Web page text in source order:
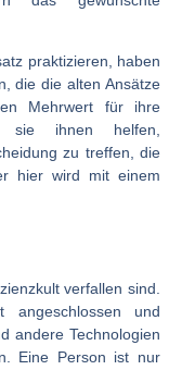
praktizieren, haben
die die alten Ansätze
Mehrwert für ihre
sie ihnen helfen,
zu treffen, die
hier wird mit einem
verfallen sind.
angeschlossen und
andere Technologien
Eine Person ist nur